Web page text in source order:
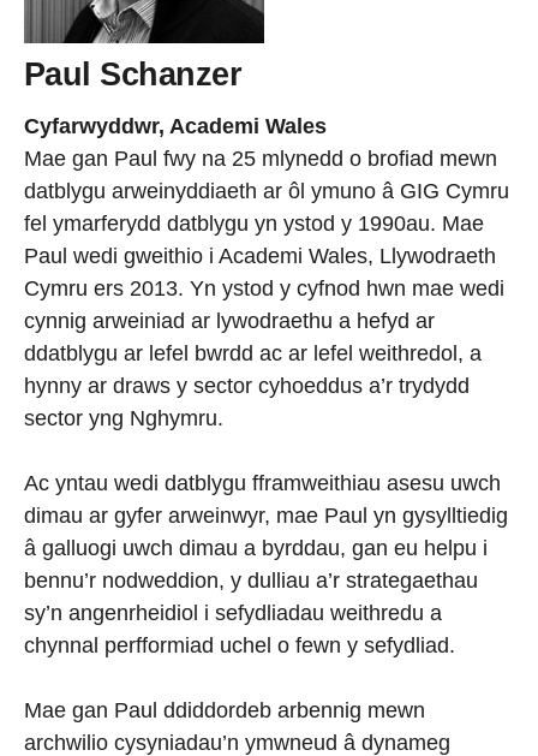
Paul Schanzer
Cyfarwyddwr, Academi Wales
Mae gan Paul fwy na 25 mlynedd o brofiad mewn
datblygu arweinyddiaeth ar ôl ymuno â GIG Cymru
fel ymarferydd datblygu yn ystod y 1990au. Mae
Paul wedi gweithio i Academi Wales, Llywodraeth
Cymru ers 2013. Yn ystod y cyfnod hwn mae wedi
cynnig arweiniad ar lywodraethu a hefyd ar
ddatblygu ar lefel bwrdd ac ar lefel weithredol, a
hynny ar draws y sector cyhoeddus a’r trydydd
sector yng Nghymru.
Ac yntau wedi datblygu fframweithiau asesu uwch
dimau ar gyfer arweinwyr, mae Paul yn gysylltiedig
â galluogi uwch dimau a byrddau, gan eu helpu i
bennu’r nodweddion, y dulliau a’r strategaethau
sy’n angenrheidiol i sefydliadau weithredu a
chynnal perfformiad uchel o fewn y sefydliad.
Mae gan Paul ddiddordeb arbennig mewn
archwilio cysyniadau’n ymwneud â dynameg